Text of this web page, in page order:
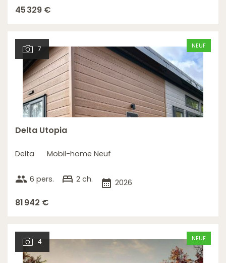
45 329 €
7 NEUF
Delta Utopia
Delta Mobil-home Neuf
group 6 pers. bed 2 ch. calendar_month 2026
81 942 €
4 NEUF